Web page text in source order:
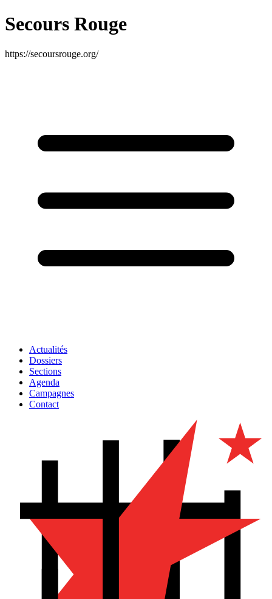
Secours Rouge
https://secoursrouge.org/
Actualités
Dossiers
Sections
Agenda
Campagnes
Contact